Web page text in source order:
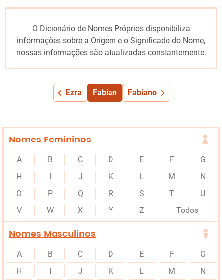
O Dicionário de Nomes Próprios disponibiliza
informações sobre a Origem e o Significado do Nome,
nossas informações são atualizadas constantemente.
Ezra Fabian Fabiano
Nomes Femininos
A B C D E F
G
H
J K L M
N
O
P Q R S T
U
V
W X Y Z Todos
Nomes Masculinos
A B C D E F
G
H
J K L M
N